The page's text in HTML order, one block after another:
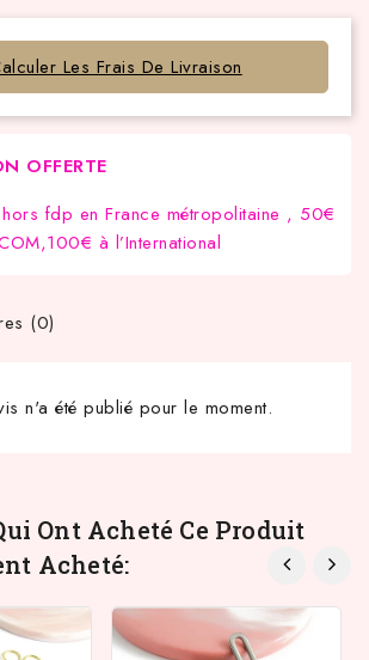
Les Frais De Livraison
OFFERTE
fdp en France métropolitaine , 50€
à l’International
(0)
n'a été publié pour le moment.
Ont Acheté Ce Produit
Acheté: